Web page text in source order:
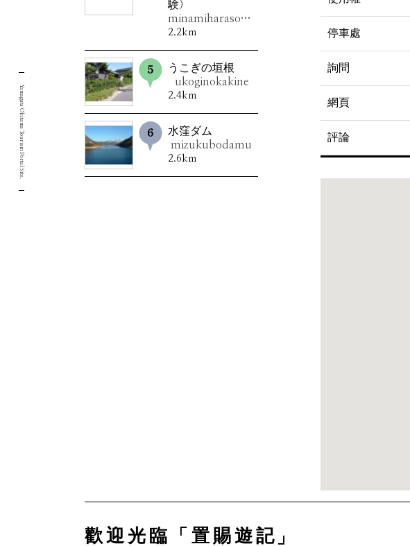
停車處
詢問
網頁
評論
験）
minamiharasobakaikan（sobauchitaiken）
2.2km
うこぎの垣根
ukoginokakine
2.4km
水窪ダム
mizukubodamu
2.6km
歡迎光臨「置賜遊記」
Yamagata Okitama Tourism Portal Site.